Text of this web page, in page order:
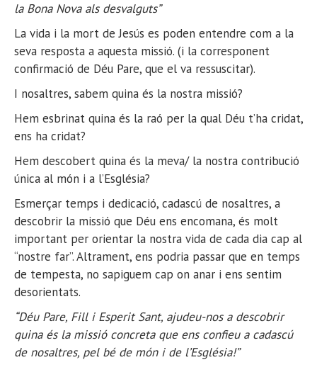
la Bona Nova als desvalguts”
La vida i la mort de Jesús es poden entendre com a la
seva resposta a aquesta missió. (i la corresponent
confirmació de Déu Pare, que el va ressuscitar).
I nosaltres, sabem quina és la nostra missió?
Hem esbrinat quina és la raó per la qual Déu t’ha cridat,
ens ha cridat?
Hem descobert quina és la meva/ la nostra contribució
única al món i a l’Església?
Esmerçar temps i dedicació, cadascú de nosaltres, a
descobrir la missió que Déu ens encomana, és molt
important per orientar la nostra vida de cada dia cap al
“nostre far”. Altrament, ens podria passar que en temps
de tempesta, no sapiguem cap on anar i ens sentim
desorientats.
“Déu Pare, Fill i Esperit Sant, ajudeu-nos a descobrir
quina és la missió concreta que ens confieu a cadascú
de nosaltres, pel bé de món i de l’Església!”